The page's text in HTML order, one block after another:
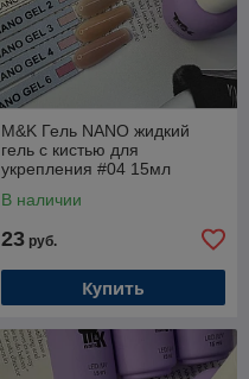
M&K Гель NANO жидкий
гель с кистью для
укрепления #04 15мл
В наличии
23 руб.
Купить